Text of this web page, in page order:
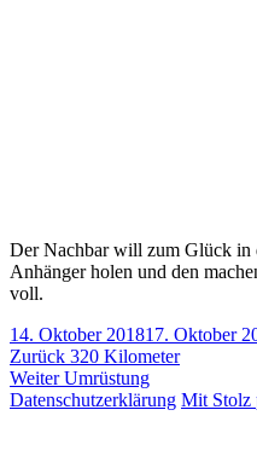
Der Nachbar will zum Glück in
Anhänger holen und den
voll.
Veröffentlicht
am
14. Oktober 201817. Oktober
Beitragsnavigation
Zurück Vorheriger
Beitrag:
320 Kilometer
Weiter Nächster
Beitrag:
Umrüstung
Datenschutzerklärung Mit Stolz